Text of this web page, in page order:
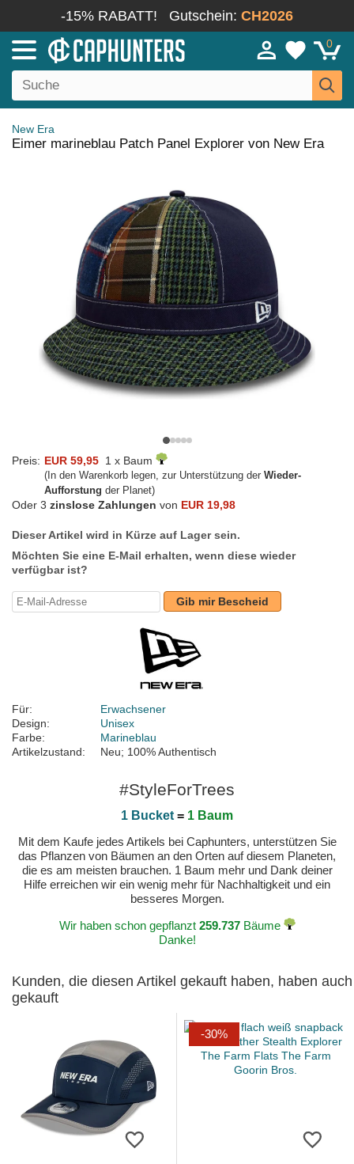
-15% RABATT! Gutschein: CH2026
0
New Era
Eimer marineblau Patch Panel Explorer von New Era
Preis: EUR 59,95 1 x Baum
(In den Warenkorb legen, zur Unterstützung der Wieder-
Aufforstung der Planet)
Oder 3 zinslose Zahlungen von EUR 19,98
Dieser Artikel wird in Kürze auf Lager sein.
Möchten Sie eine E-Mail erhalten, wenn diese wieder
verfügbar ist?
Gib mir Bescheid
Für:
Erwachsener
Design:
Unisex
Farbe:
Marineblau
Artikelzustand:
Neu; 100% Authentisch
#StyleForTrees
1 Bucket = 1 Baum
Mit dem Kaufe jedes Artikels bei Caphunters, unterstützen Sie
das Pflanzen von Bäumen an den Orten auf diesem Planeten,
die es am meisten brauchen. 1 Baum mehr und Dank deiner
Hilfe erreichen wir ein wenig mehr für Nachhaltigkeit und ein
besseres Morgen.
Wir haben schon gepflanzt 259.737Bäume
Danke!
Kunden, die diesen Artikel gekauft haben, haben auch
gekauft
-30%